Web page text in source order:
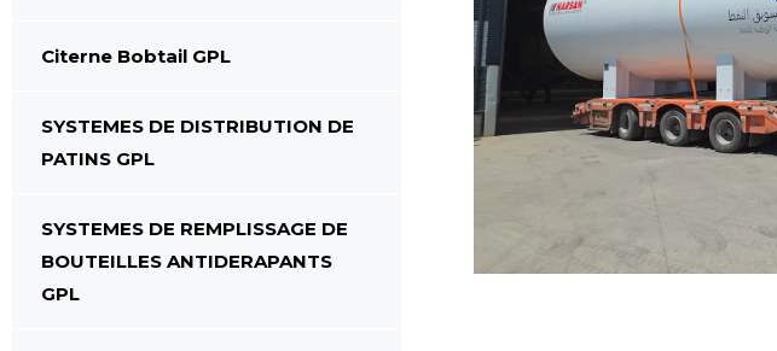
Citerne Bobtail GPL
SYSTEMES DE DISTRIBUTION DE
PATINS GPL
SYSTEMES DE REMPLISSAGE DE
BOUTEILLES ANTIDERAPANTS
GPL